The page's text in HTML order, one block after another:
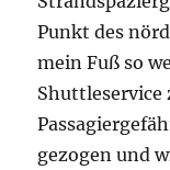
Punkt des
mein Fuß so
Shuttleservice
gezogen und